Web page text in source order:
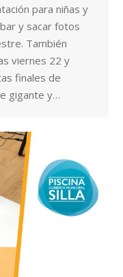
para niñas y
y sacar fotos
También
viernes 22 y
finales de
gigante y…